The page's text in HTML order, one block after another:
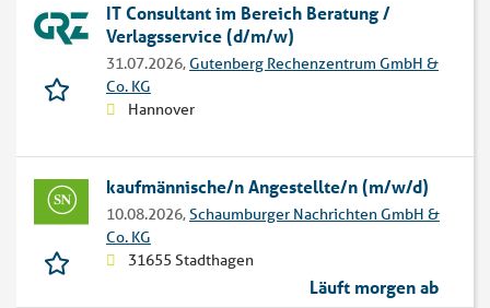
IT Consultant im Bereich Beratung /
Verlagsservice (d/m/w)
31.07.2026,Gutenberg Rechenzentrum GmbH &
Co. KG
Hannover
kaufmännische/n Angestellte/n (m/w/d)
10.08.2026,Schaumburger Nachrichten GmbH &
Co. KG
31655 Stadthagen
Läuft morgen ab